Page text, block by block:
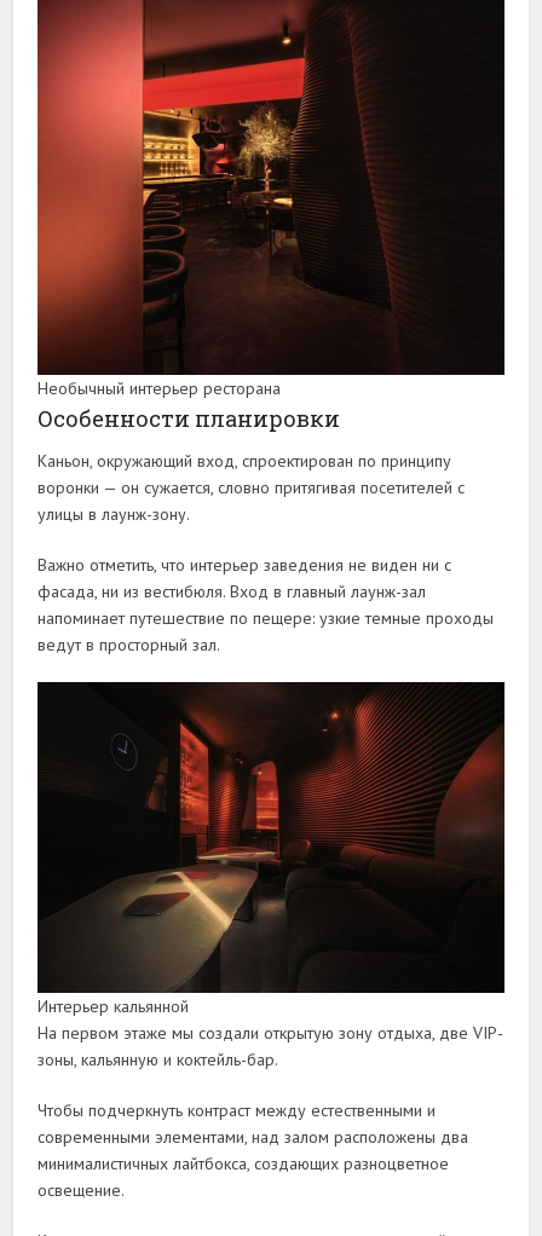
Необычный интерьер ресторана
Особенности планировки
Каньон, окружающий вход, спроектирован по принципу
воронки — он сужается, словно притягивая посетителей с
улицы в лаунж-зону.
Важно отметить, что интерьер заведения не виден ни с
фасада, ни из вестибюля. Вход в главный лаунж-зал
напоминает путешествие по пещере: узкие темные проходы
ведут в просторный зал.
Интерьер кальянной
На первом этаже мы создали открытую зону отдыха, две VIP-
зоны, кальянную и коктейль-бар.
Чтобы подчеркнуть контраст между естественными и
современными элементами, над залом расположены два
минималистичных лайтбокса, создающих разноцветное
освещение.